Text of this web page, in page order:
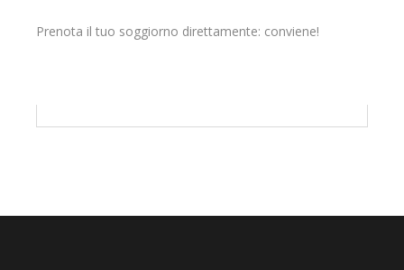
Prenota il tuo soggiorno direttamente: conviene!